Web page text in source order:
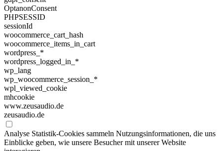
OptanonConsent
PHPSESSID
sessionId
woocommerce_cart_hash
woocommerce_items_in_cart
wordpress_*
wordpress_logged_in_*
wp_lang
wp_woocommerce_session_*
wpl_viewed_cookie
mhcookie
www.zeusaudio.de
zeusaudio.de
Analyse Statistik-Cookies sammeln Nutzungsinformationen, die uns
Einblicke geben, wie unsere Besucher mit unserer Website